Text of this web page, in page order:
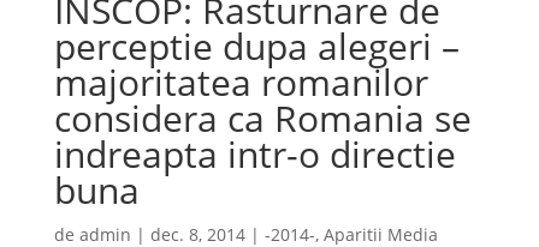
INSCOP: Rasturnare de
perceptie dupa alegeri –
majoritatea romanilor
considera ca Romania se
indreapta intr-o directie
buna
de admin | dec. 8, 2014| -2014-, Aparitii Media